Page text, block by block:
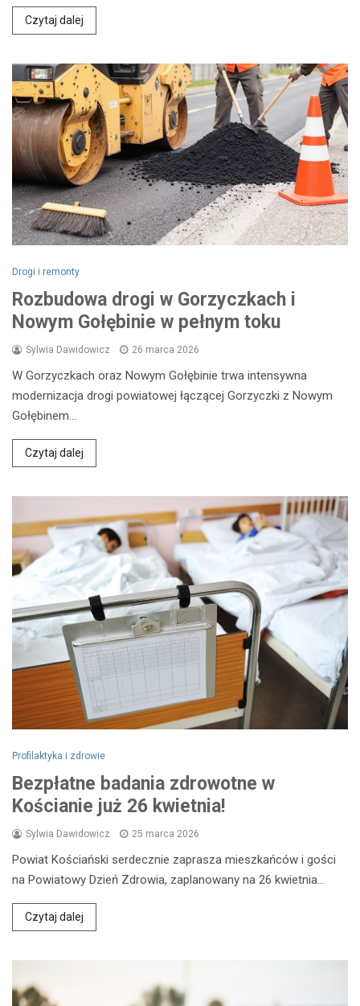
Czytaj dalej
Drogi i remonty
Rozbudowa drogi w Gorzyczkach i
Nowym Gołębinie w pełnym toku
Sylwia Dawidowicz 26 marca 2026
W Gorzyczkach oraz Nowym Gołębinie trwa intensywna
modernizacja drogi powiatowej łączącej Gorzyczki z Nowym
Gołębinem…
Czytaj dalej
Profilaktyka i zdrowie
Bezpłatne badania zdrowotne w
Kościanie już 26 kwietnia!
Sylwia Dawidowicz 25 marca 2026
Powiat Kościański serdecznie zaprasza mieszkańców i gości
na Powiatowy Dzień Zdrowia, zaplanowany na 26 kwietnia…
Czytaj dalej